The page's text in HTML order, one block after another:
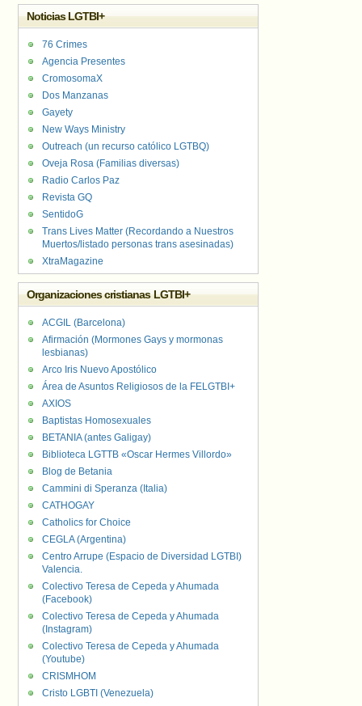
Noticias LGTBI+
76 Crimes
Agencia Presentes
CromosomaX
Dos Manzanas
Gayety
New Ways Ministry
Outreach (un recurso católico LGTBQ)
Oveja Rosa (Familias diversas)
Radio Carlos Paz
Revista GQ
SentidoG
Trans Lives Matter (Recordando a Nuestros
Muertos/listado personas trans asesinadas)
XtraMagazine
Organizaciones cristianas LGTBI+
ACGIL (Barcelona)
Afirmación (Mormones Gays y mormonas
lesbianas)
Arco Iris Nuevo Apostólico
Área de Asuntos Religiosos de la FELGTBI+
AXIOS
Baptistas Homosexuales
BETANIA (antes Galigay)
Biblioteca LGTTB «Oscar Hermes Villordo»
Blog de Betania
Cammini di Speranza (Italia)
CATHOGAY
Catholics for Choice
CEGLA (Argentina)
Centro Arrupe (Espacio de Diversidad LGTBI)
Valencia.
Colectivo Teresa de Cepeda y Ahumada
(Facebook)
Colectivo Teresa de Cepeda y Ahumada
(Instagram)
Colectivo Teresa de Cepeda y Ahumada
(Youtube)
CRISMHOM
Cristo LGBTI (Venezuela)